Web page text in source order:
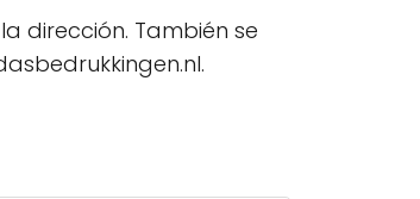
dirección. También se